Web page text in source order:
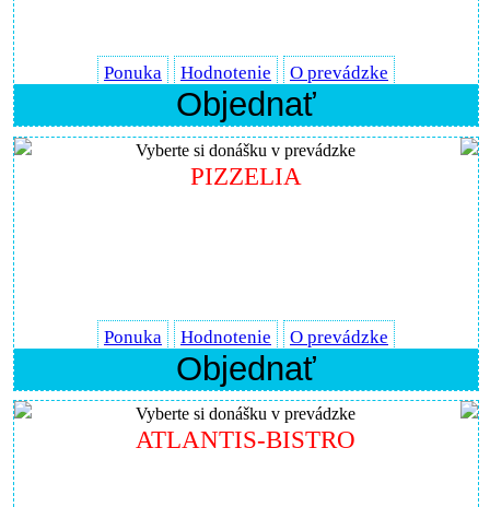
Ponuka Hodnotenie O prevádzke
Objednať
Vyberte si donášku v prevádzke
PIZZELIA
Ponuka Hodnotenie O prevádzke
Objednať
Vyberte si donášku v prevádzke
ATLANTIS-BISTRO